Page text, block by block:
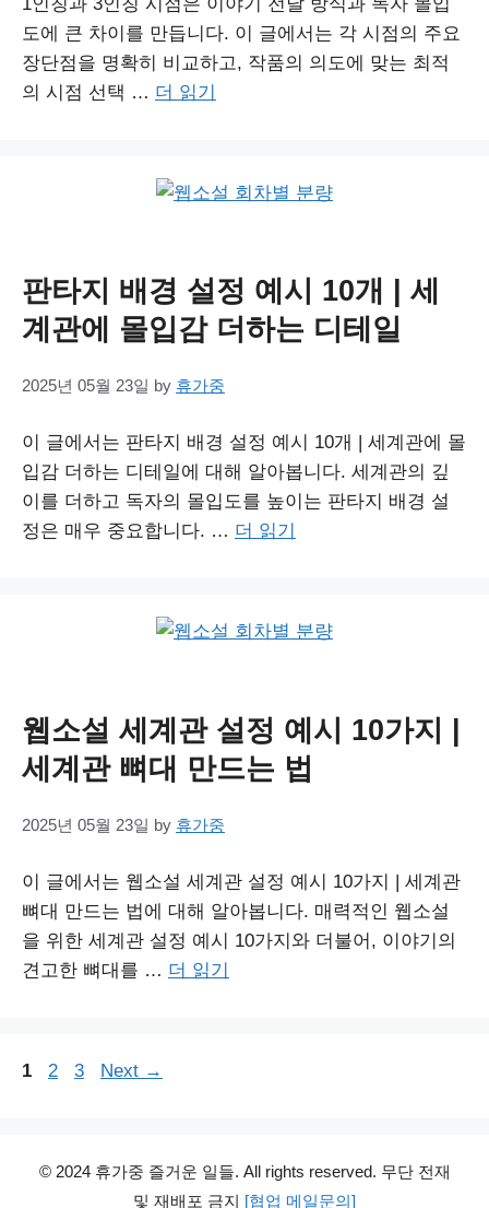
도에 큰 차이를 만듭니다. 이 글에서는 각 시점의 주요
장단점을 명확히 비교하고, 작품의 의도에 맞는 최적
의 시점 선택 … 더 읽기
판타지 배경 설정 예시 10개 | 세
계관에 몰입감 더하는 디테일
2025년 05월 23일 by 휴가중
이 글에서는 판타지 배경 설정 예시 10개 | 세계관에 몰
입감 더하는 디테일에 대해 알아봅니다. 세계관의 깊
이를 더하고 독자의 몰입도를 높이는 판타지 배경 설
정은 매우 중요합니다. … 더 읽기
웹소설 세계관 설정 예시 10가지 |
세계관 뼈대 만드는 법
2025년 05월 23일 by 휴가중
이 글에서는 웹소설 세계관 설정 예시 10가지 | 세계관
뼈대 만드는 법에 대해 알아봅니다. 매력적인 웹소설
을 위한 세계관 설정 예시 10가지와 더불어, 이야기의
견고한 뼈대를 … 더 읽기
Page
1 Page
2 Page
3 Next →
© 2024 휴가중 즐거운 일들. All rights reserved. 무단 전재
및 재배포 금지 [협업 메일문의]